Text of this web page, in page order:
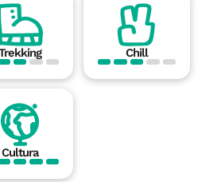
Chill
Cultura